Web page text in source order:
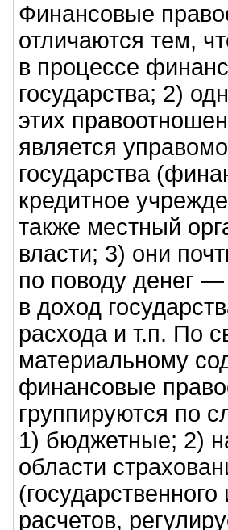
Финансовые
отличаются тем,
в процессе
государства; 2)
этих
является
государства
кредитное
также местный
власти; 3) они
по поводу денег
в доход
расхода и т.п. По
материальному
финансовые
группируются по
1) бюджетные; 2)
области
расчетов,